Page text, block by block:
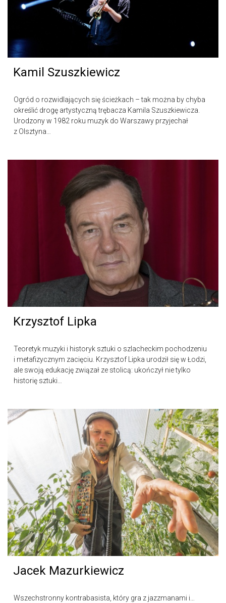
Kamil Szuszkiewicz
Ogród o rozwidlających się ścieżkach – tak można by chyba
określić drogę artystyczną trębacza Kamila Szuszkiewicza.
Urodzony w 1982 roku muzyk do Warszawy przyjechał
z Olsztyna…
Krzysztof Lipka
Teoretyk muzyki i historyk sztuki o szlacheckim pochodzeniu
i metafizycznym zacięciu. Krzysztof Lipka urodził się w Łodzi,
ale swoją edukację związał ze stolicą: ukończył nie tylko
historię sztuki…
Jacek Mazurkiewicz
Wszechstronny kontrabasista, który gra z jazzmanami i…